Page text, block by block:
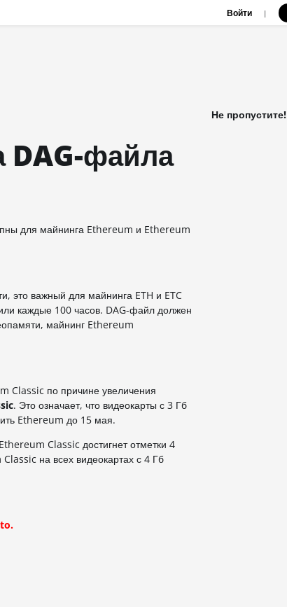
Войти |
DAG-файла
для майнинга Ethereum и Ethereum
это важный для майнинга ETH и ETC
каждые 100 часов. DAG-файл должен
майнинг Ethereum
Classic по причине увеличения
. Это означает, что видеокарты с 3 Гб
Ethereum до 15 мая.
Classic достигнет отметки 4
на всех видеокартах с 4 Гб
Не пропустите!